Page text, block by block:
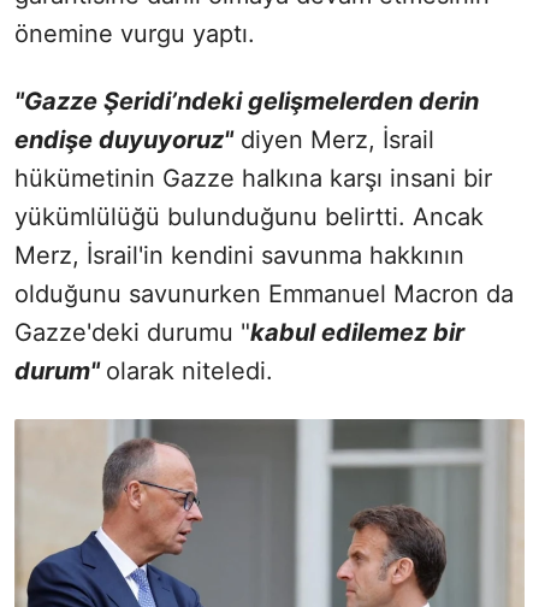
önemine vurgu yaptı.
"Gazze Şeridi’ndeki gelişmelerden derin
endişe duyuyoruz"diyen Merz, İsrail
hükümetinin Gazze halkına karşı insani bir
yükümlülüğü bulunduğunu belirtti. Ancak
Merz, İsrail'in kendini savunma hakkının
olduğunu savunurken Emmanuel Macron da
Gazze'deki durumu "kabul edilemez bir
durum" olarak niteledi.